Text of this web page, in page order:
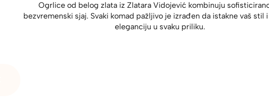
Ogrlice od belog zlata iz Zlatara Vidojević kombinuju
bezvremenski sjaj. Svaki komad pažljivo je izrađen da istakne vaš stil
eleganciju u svaku priliku.